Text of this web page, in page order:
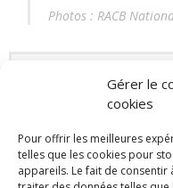
Gérer le
cookies
Pour offrir les meilleures
telles que les cookies pour
appareils. Le fait de
Photos : RACB
RACB
Spa Rally WRC